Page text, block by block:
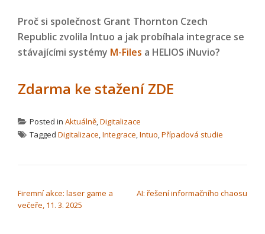
Proč si společnost Grant Thornton Czech
Republic zvolila Intuo a jak probíhala integrace se
stávajícími systémy M-Files a HELIOS iNuvio?
Zdarma ke stažení ZDE
Posted in Aktuálně,Digitalizace
Tagged Digitalizace,Integrace,Intuo,Případová studie
Firemní akce: laser game a
večeře, 11. 3. 2025
AI: řešení informačního chaosu